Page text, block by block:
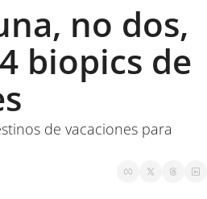
no dos,
biopics de
de vacaciones para